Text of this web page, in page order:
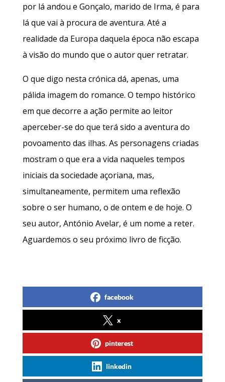
por lá andou e Gonçalo, marido de Irma, é para
lá que vai à procura de aventura. Até a
realidade da Europa daquela época não escapa
à visão do mundo que o autor quer retratar.
O que digo nesta crónica dá, apenas, uma
pálida imagem do romance. O tempo histórico
em que decorre a ação permite ao leitor
aperceber-se do que terá sido a aventura do
povoamento das ilhas. As personagens criadas
mostram o que era a vida naqueles tempos
iniciais da sociedade açoriana, mas,
simultaneamente, permitem uma reflexão
sobre o ser humano, o de ontem e de hoje. O
seu autor, António Avelar, é um nome a reter.
Aguardemos o seu próximo livro de ficção.
facebook
x
pinterest
linkedin